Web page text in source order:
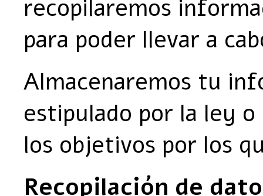
recopilaremos
para poder llevar a
Almacenaremos tu
estipulado por la ley
los objetivos por los
Recopilación de